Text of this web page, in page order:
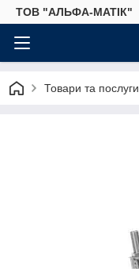
ТОВ "АЛЬФА-МАТІК"
Товари та послуги